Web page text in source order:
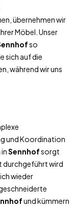
übernehmen wir
Möbel. Unser
so
sich auf die
während wir uns
und Koordination
Sennhofsorgt
durchgeführt wird
wieder
und kümmern